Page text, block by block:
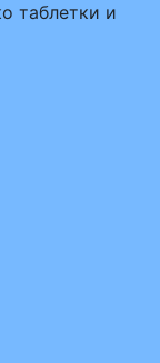
таблетки и